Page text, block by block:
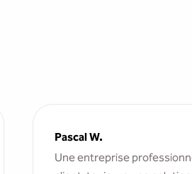
Pascal W.
Une entreprise